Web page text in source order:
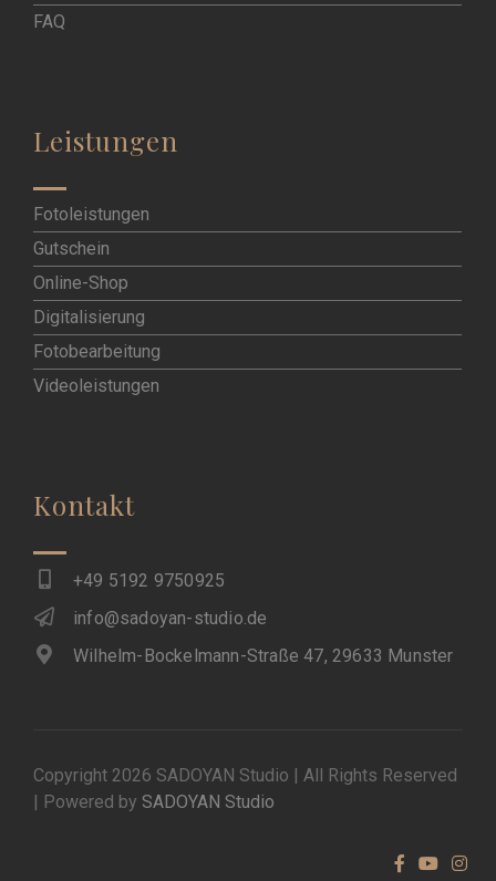
FAQ
Leistungen
Fotoleistungen
Gutschein
Online-Shop
Digitalisierung
Fotobearbeitung
Videoleistungen
Kontakt
+49 5192 9750925
info@sadoyan-studio.de
Wilhelm-Bockelmann-Straße 47, 29633 Munster
Copyright 2026 SADOYAN Studio | All Rights Reserved
| Powered by SADOYAN Studio